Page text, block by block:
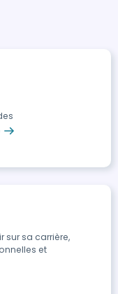
sur sa carrière,
et